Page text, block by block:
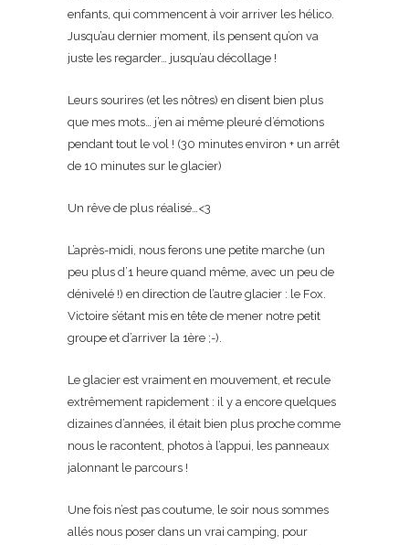
enfants, qui commencent à voir arriver les hélico.
Jusqu’au dernier moment, ils pensent qu’on va
juste les regarder… jusqu’au décollage !
Leurs sourires (et les nôtres) en disent bien plus
que mes mots… j’en ai même pleuré d’émotions
pendant tout le vol ! (30 minutes environ + un arrêt
de 10 minutes sur le glacier)
Un rêve de plus réalisé…<3
L’après-midi, nous ferons une petite marche (un
peu plus d’1 heure quand même, avec un peu de
dénivelé !) en direction de l’autre glacier : le Fox.
Victoire s’étant mis en tête de mener notre petit
groupe et d’arriver la 1ère ;-).
Le glacier est vraiment en mouvement, et recule
extrêmement rapidement : il y a encore quelques
dizaines d’années, il était bien plus proche comme
nous le racontent, photos à l’appui, les panneaux
jalonnant le parcours !
Une fois n’est pas coutume, le soir nous sommes
allés nous poser dans un vrai camping, pour